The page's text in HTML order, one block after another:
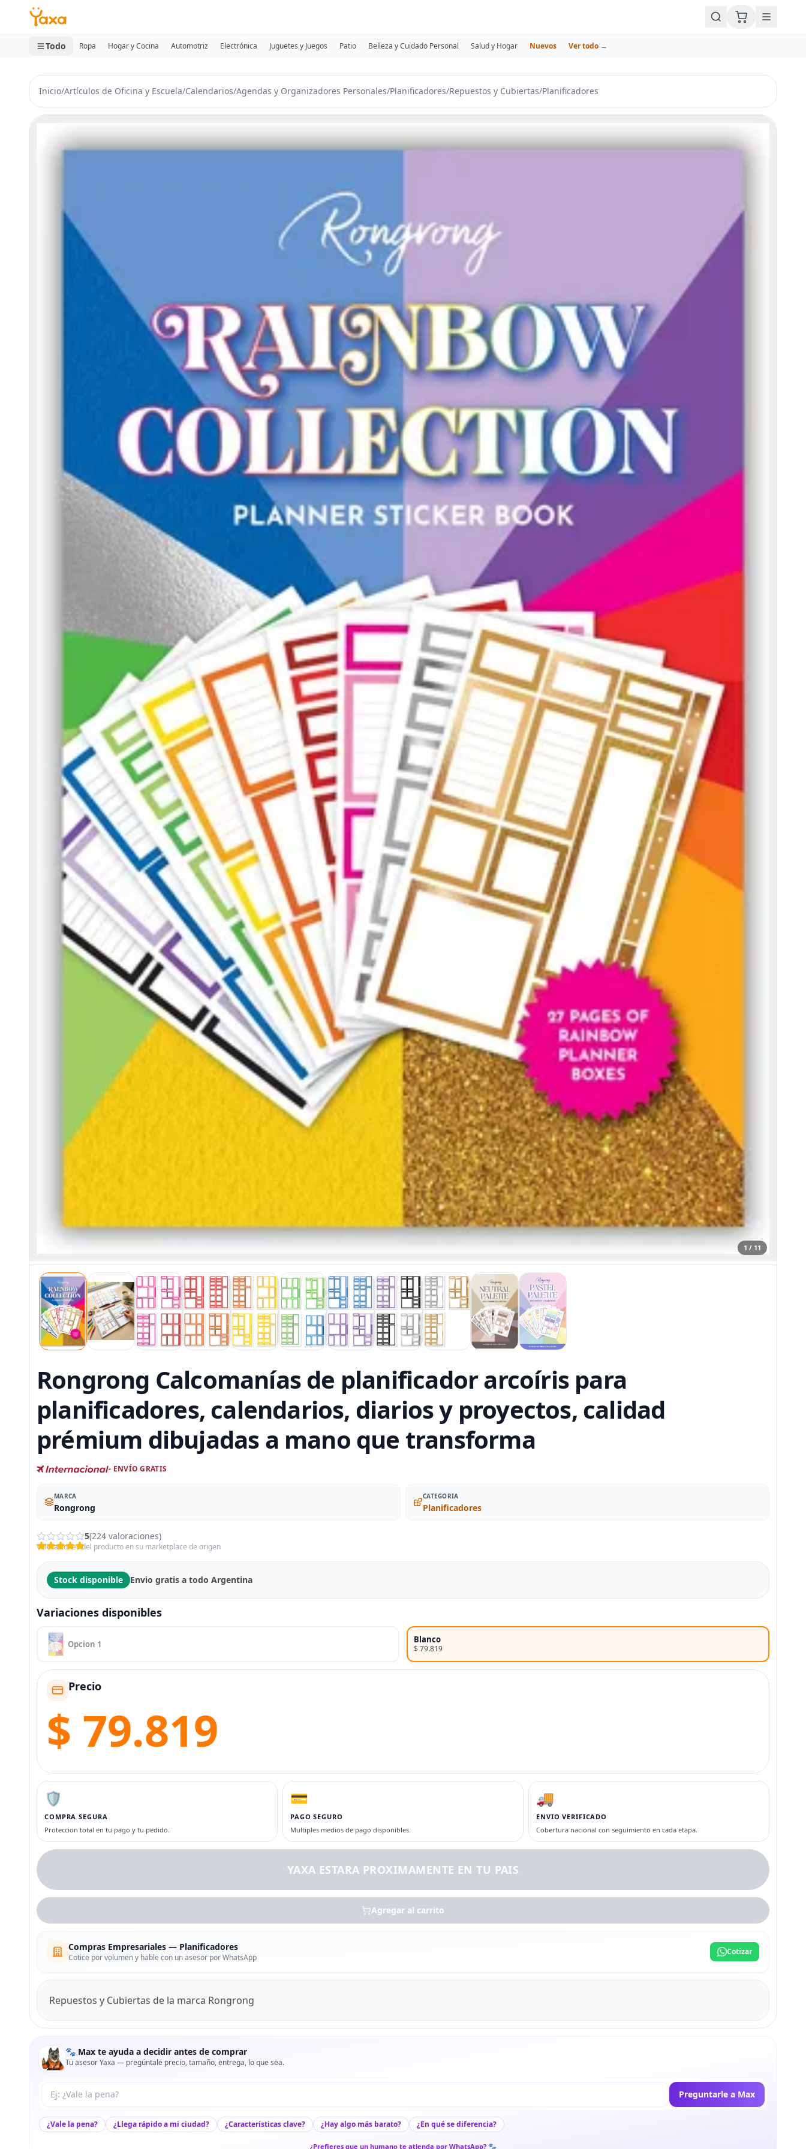
MINI CARRITO
0 productos
Todo Ropa Hogar y Cocina Automotriz Electrónica Juguetes y Juegos Patio Belleza y Cuidado Personal Salud y Hogar Nuevos Ver todo →
Inicio/Artículos de Oficina y Escuela/Calendarios/Agendas y Organizadores Personales/Planificadores/Repuestos y Cubiertas/Planificadores
1 / 11
Rongrong Calcomanías de planificador arcoíris para
planificadores, calendarios, diarios y proyectos, calidad
prémium dibujadas a mano que transforma
- ENVÍO GRATIS
MARCA
Rongrong
CATEGORIA
Planificadores
5(224 valoraciones)
Valoraciones del producto en su marketplace de origen
Stock disponible Envio gratis a todo Argentina
Variaciones disponibles
Opcion 1 Blanco
$ 79.819
Precio
$ 79.819
🛡️
COMPRA SEGURA
Proteccion total en tu pago y tu pedido.
💳
PAGO SEGURO
Multiples medios de pago disponibles.
🚚
ENVIO VERIFICADO
Cobertura nacional con seguimiento en cada etapa.
YAXA ESTARA PROXIMAMENTE EN TU PAIS
Agregar al carrito
Compras Empresariales — Planificadores
Cotice por volumen y hable con un asesor por WhatsApp
Cotizar
Repuestos y Cubiertas de la marca Rongrong
🐾 Max te ayuda a decidir antes de comprar
Tu asesor Yaxa — pregúntale precio, tamaño, entrega, lo que sea.
Tu pregunta a Max Preguntarle a Max
¿Vale la pena? ¿Llega rápido a mi ciudad? ¿Características clave? ¿Hay algo más barato? ¿En qué se diferencia?
¿Prefieres que un humano te atienda por WhatsApp? 🐾